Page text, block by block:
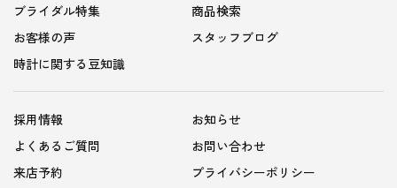
ブライダル特集
商品検索
お客様の声
スタッフブログ
時計に関する豆知識
採用情報
お知らせ
よくあるご質問
お問い合わせ
来店予約
プライバシーポリシー